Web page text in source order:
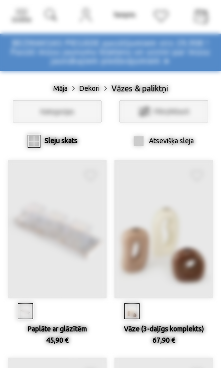
BEZMAKSAS PIEGĀDE pasūtījumiem virs 29,90€ !
Pasūti mūsu jaunumu biļetenu un uzzini par mūsu
Māja Dekori Vāzes & paliktņi
Kategorijas Filtri/Atlasīt
Sleju skats Atsevišķa sleja
Paplāte ar glāzītēm
45,90 €
Vāze (3-daļīgs komplekts)
67,90 €